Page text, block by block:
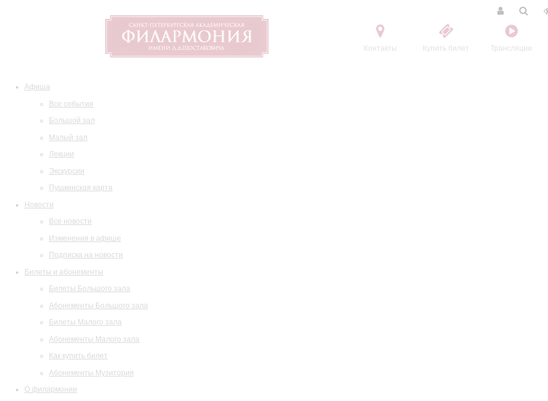
Контакты Купить билет Трансляции
Афиша
Все события
Большой зал
Малый зал
Лекции
Экскурсии
Пушкинская карта
Новости
Все новости
Изменения в афише
Подписка на новости
Билеты и абонементы
Билеты Большого зала
Абонементы Большого зала
Билеты Малого зала
Абонементы Малого зала
Как купить билет
Абонементы Музитория
О филармонии